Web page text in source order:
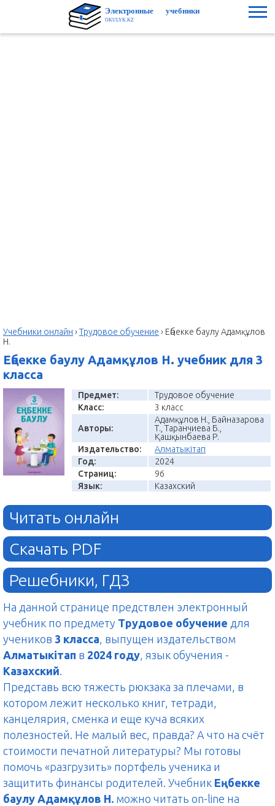
Учебники онлайн ›Трудовое обучение › Еңбекке баулу Адамқұлов
Н.
Еңбекке баулу Адамқұлов Н. учебник для 3
класса
Предмет:
Трудовое обучение
Класс:
3 класс
Авторы:
Адамқұлов Н., Байназарова
Т., Таранчиева Б.,
Қашқынбаева Р.
Издательство:
Алматыкітап
Год:
2024
Страниц:
96
Язык:
Казахский
Читать онлайн
Скачать PDF
Решебники, ГДЗ
На данной странице предствлен электронный
учебник по предмету Трудовое обучение для
учеников 3 класса, выпущен издательством
Алматыкітап в 2024 году, язык обучения -
Казахский.
Представь всю тяжесть рюкзака за плечами, в
котором лежит несколько книг, тетради,
канцелярия, сменка и еще куча всяких
полезностей. Не малый вес, правда? А что на счёт
стоимости печатной литературы? Мы готовы
помочь «разгрузить» портфель ученика и
защитить финансы родителей. Учебник Еңбекке
баулу Адамқұлов Н. можно читать on-line на